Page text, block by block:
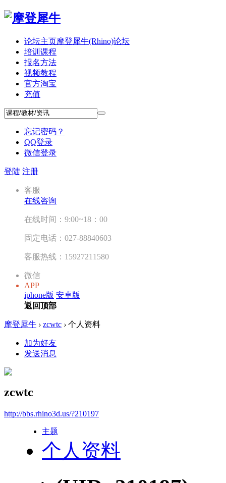
论坛主页摩登犀牛(Rhino)论坛
培训课程
报名方法
视频教程
官方淘宝
充值
忘记密码？
QQ登录
微信登录
登陆 注册
客服
在线咨询
在线时间：9:00~18：00
固定电话：027-88840603
客服热线：15927211580
微信
APP
iphone版 安卓版
返回顶部
摩登犀牛 › zcwtc › 个人资料
加为好友
发送消息
zcwtc
http://bbs.rhino3d.us/?210197
主题
个人资料